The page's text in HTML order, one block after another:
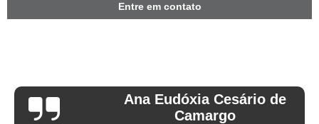
Entre em contato
Ana Eudóxia Cesário de
Camargo